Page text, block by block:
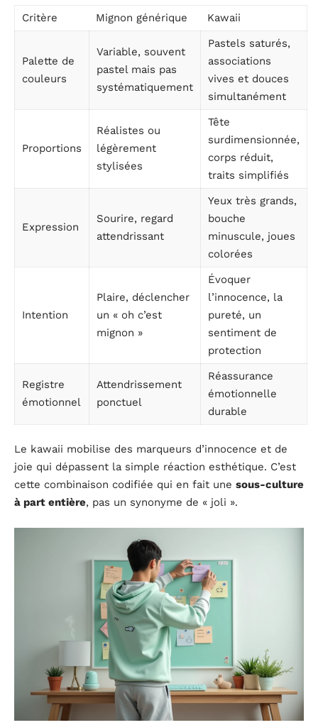
Critère Mignon générique Kawaii
Palette de
couleurs
Variable, souvent
pastel mais pas
systématiquement
Pastels saturés,
associations
vives et douces
simultanément
Proportions
Réalistes ou
légèrement
stylisées
Tête
surdimensionnée,
corps réduit,
traits simplifiés
Expression
Sourire, regard
attendrissant
Yeux très grands,
bouche
minuscule, joues
colorées
Intention
Plaire, déclencher
un « oh c’est
mignon »
Évoquer
l’innocence, la
pureté, un
sentiment de
protection
Registre
émotionnel
Attendrissement
ponctuel
Réassurance
émotionnelle
durable
Le kawaii mobilise des marqueurs d’innocence et de
joie qui dépassent la simple réaction esthétique. C’est
cette combinaison codifiée qui en fait une sous-culture
à part entière, pas un synonyme de « joli ».